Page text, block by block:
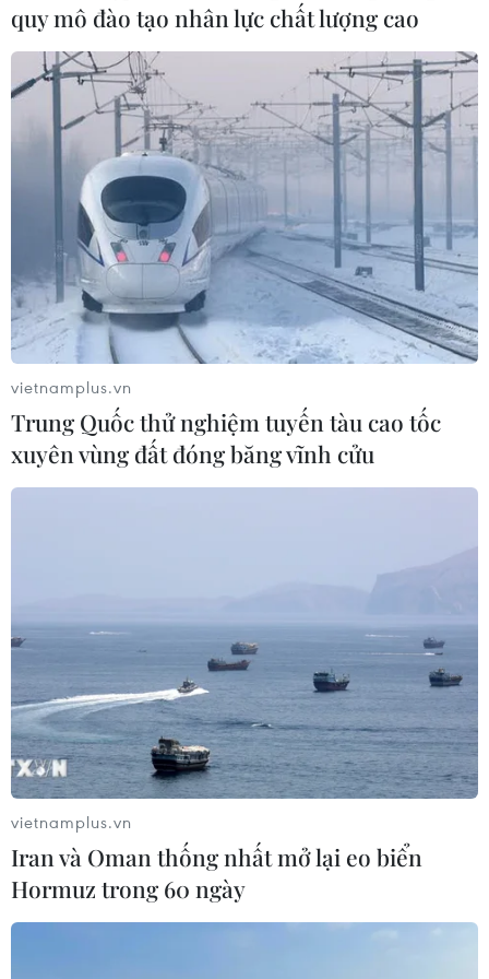
N. thừa nhận hành vi sai phạm, khi tiếp nhận
thông tin chưa kiểm tra đã vội vàng đăng tải
thông tin sai sự thật lên mạng xã hội, gây hoang
mang trong dư luận…/.
(TTXVN/Vietnam+)
Quảng Trị
Theo dõi VietnamPlus
TIN LIÊN QUAN
quy mô đào tạo nhân lực chất lượng cao
vietnamplus.vn
Trung Quốc thử nghiệm tuyến tàu cao tốc
xuyên vùng đất đóng băng vĩnh cửu
vietnamplus.vn
Iran và Oman thống nhất mở lại eo biển
Hormuz trong 60 ngày